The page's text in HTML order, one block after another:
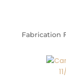
Fabrication